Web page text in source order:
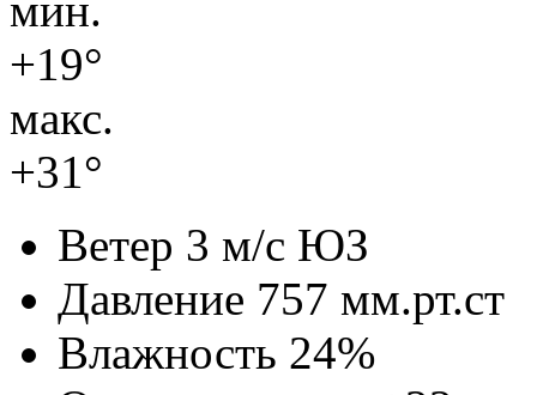
+19°
макс.
+31°
Ветер 3 м/с ЮЗ
Давление 757 мм.рт.ст
Влажность 24%